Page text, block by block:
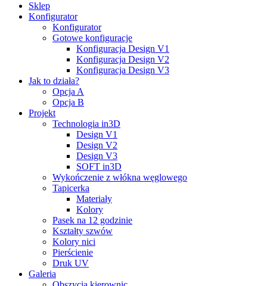
Sklep
Konfigurator
Konfigurator
Gotowe konfiguracje
Konfiguracja Design V1
Konfiguracja Design V2
Konfiguracja Design V3
Jak to działa?
Opcja A
Opcja B
Projekt
Technologia in3D
Design V1
Design V2
Design V3
SOFT in3D
Wykończenie z włókna węglowego
Tapicerka
Materiały
Kolory
Pasek na 12 godzinie
Kształty szwów
Kolory nici
Pierścienie
Druk UV
Galeria